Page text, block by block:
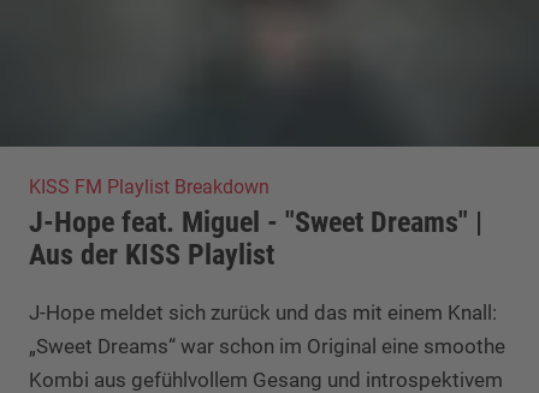
KISS FM Playlist Breakdown
J-Hope feat. Miguel - "Sweet Dreams" |
Aus der KISS Playlist
J-Hope meldet sich zurück und das mit einem Knall:
„Sweet Dreams“ war schon im Original eine smoothe
Kombi aus gefühlvollem Gesang und introspektivem